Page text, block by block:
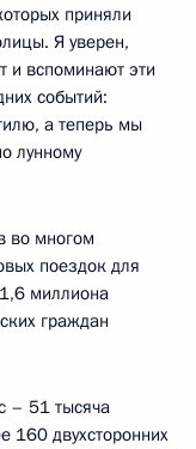
приняли
Я уверен,
и вспоминают эти
событий:
а теперь мы
лунному
во многом
поездок для
миллиона
граждан
– 51 тысяча
160 двухсторонних